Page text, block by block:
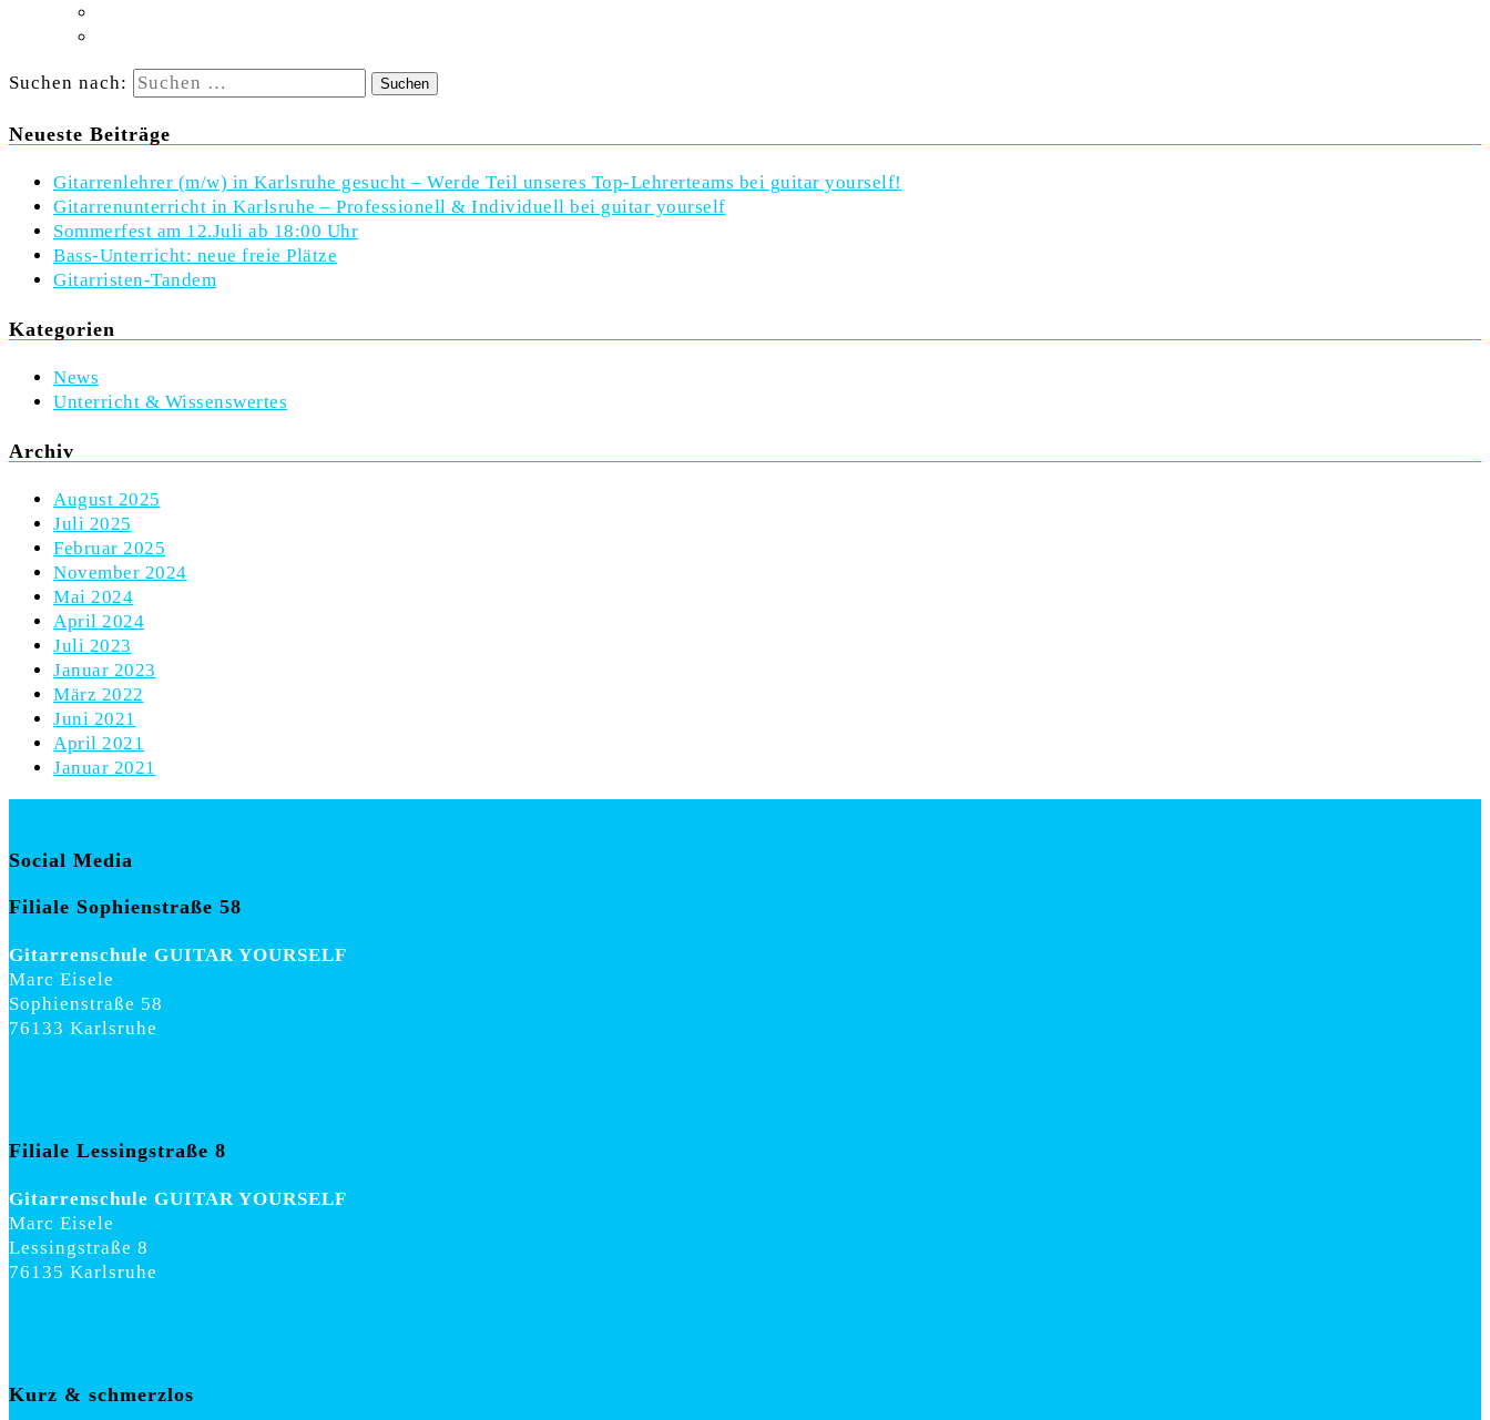
Suchen nach:
Neueste Beiträge
Gitarrenlehrer (m/w) in Karlsruhe gesucht – Werde Teil unseres Top-Lehrerteams bei guitar yourself!
Gitarrenunterricht in Karlsruhe – Professionell & Individuell bei guitar yourself
Sommerfest am 12.Juli ab 18:00 Uhr
Bass-Unterricht: neue freie Plätze
Gitarristen-Tandem
Kategorien
News
Unterricht & Wissenswertes
Archiv
August 2025
Juli 2025
Februar 2025
November 2024
Mai 2024
April 2024
Juli 2023
Januar 2023
März 2022
Juni 2021
April 2021
Januar 2021
Social Media
Filiale Sophienstraße 58
Gitarrenschule GUITAR YOURSELF
Marc Eisele
Sophienstraße 58
76133 Karlsruhe
Filiale Lessingstraße 8
Gitarrenschule GUITAR YOURSELF
Marc Eisele
Lessingstraße 8
76135 Karlsruhe
Kurz & schmerzlos